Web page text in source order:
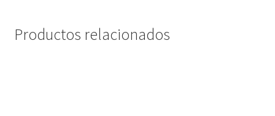
Productos relacionados